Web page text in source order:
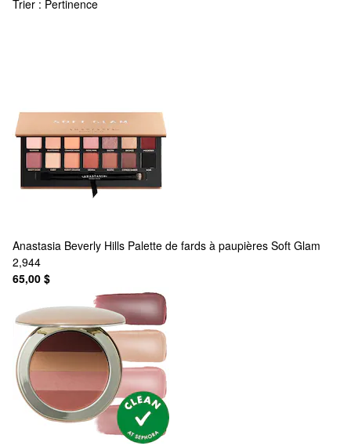
Trier : Pertinence
Anastasia Beverly Hills Palette de fards à paupières Soft Glam
2,944
65,00 $